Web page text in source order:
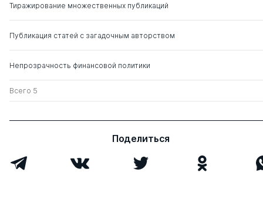
Тиражирование множественных публикаций
Публикация статей с загадочным авторством
Непрозрачность финансовой политики
Всего 5
Поделиться